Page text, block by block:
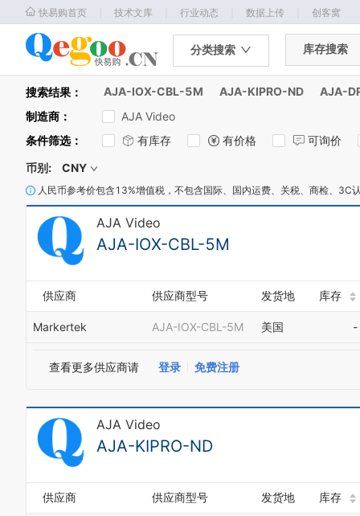
快易购首页 技术文库 行业动态 数据上传 创客窝
分类搜索 库存搜索
搜索结果： AJA-IOX-CBL-5M AJA-KIPRO-ND
AJA-
制造商 ：
AJA Video
条件筛选： 有库存 有价格
可询价
币别:
CNY
人民币参考价包含13%增值税，不包含国际、国内运费、关税、商检、3C
AJA Video
AJA-IOX-CBL-5M
供应商 供应商型号 发货地 库存
Markertek AJA-IOX-CBL-5M 美国 -
查看更多供应商请 登录 免费注册
AJA Video
AJA-KIPRO-ND
供应商 供应商型号 发货地 库存